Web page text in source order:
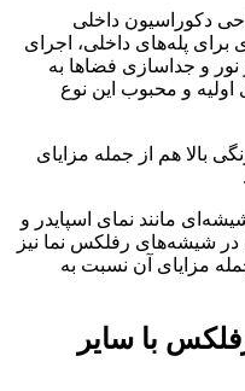
دکوراسیون داخلی
برای پله‌های داخلی، اجرای
و جداسازی فضاها به
و محبوب این نوع
بالا هم از جمله مزایای
مانند نمای اسپایدر و
شیشه‌های رفلکس نما نیز
مزایای آن نسبت به
با سایر